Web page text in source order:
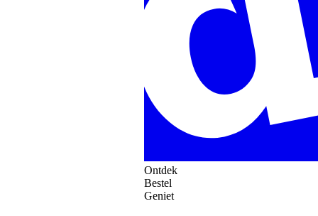
Ontdek
Bestel
Geniet